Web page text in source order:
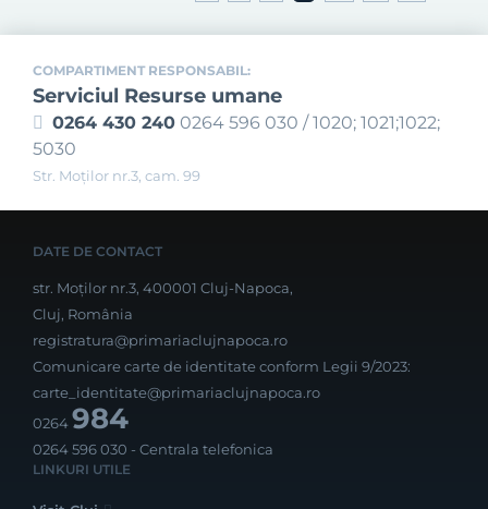
COMPARTIMENT RESPONSABIL:
Serviciul Resurse umane
0264 430 240 0264 596 030 / 1020; 1021;1022;
5030
Str. Moţilor nr.3, cam. 99
DATE DE CONTACT
str. Moților nr.3, 400001 Cluj-Napoca,
Cluj, România
registratura@primariaclujnapoca.ro
Comunicare carte de identitate conform Legii 9/2023:
carte_identitate@primariaclujnapoca.ro
0264984
0264 596 030 - Centrala telefonica
LINKURI UTILE